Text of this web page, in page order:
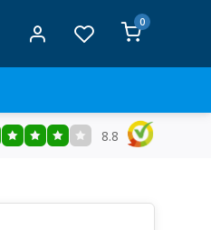
0
Gratisbezorging vanaf €50
8.8